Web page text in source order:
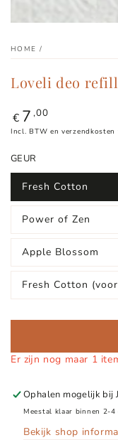
HOME /
Loveli deo
Normale
prijs
€ 7 ,00
Incl. BTW en
GEUR
Fresh Cotton
Power of Zen
Apple Blossom
Fresh Cotton
Er zijn nog maar 1
Ophalen mogelijk bij
Meestal klaar binnen 2-4
Bekijk shop